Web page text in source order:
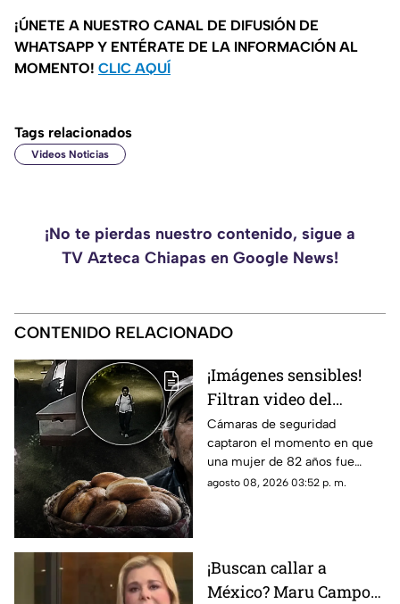
¡ÚNETE A NUESTRO CANAL DE DIFUSIÓN DE
WHATSAPP Y ENTÉRATE DE LA INFORMACIÓN AL
MOMENTO! CLIC AQUÍ
Tags relacionados
Videos Noticias
¡No te pierdas nuestro contenido, sigue a
TV Azteca Chiapas en Google News!
CONTENIDO RELACIONADO
¡Imágenes sensibles!
Filtran video del
asesinato de abuelita
vendedora de cemitas
en Puebla: le robaron
unos pesos
Cámaras de seguridad
captaron el momento en que
una mujer de 82 años fue
asesinada al regresar de
agosto 08, 2026 03:52 p. m.
¡Buscan callar a
México? Maru Campos